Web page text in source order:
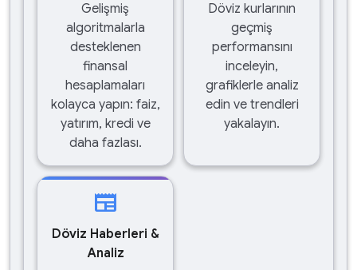
Gelişmiş
algoritmalarla
desteklenen
finansal
hesaplamaları
kolayca yapın: faiz,
yatırım, kredi ve
daha fazlası.
Döviz kurlarının
geçmiş
performansını
inceleyin,
grafiklerle analiz
edin ve trendleri
yakalayın.
newspaper
Döviz Haberleri &
Analiz